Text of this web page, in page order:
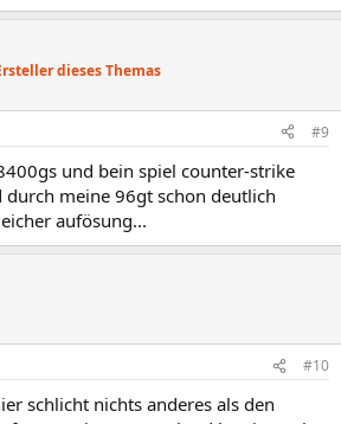
dieses Themas
#9
und bein spiel counter-strike
durch meine 96gt schon deutlich
aufösung...
#10
schlicht nichts anderes als den